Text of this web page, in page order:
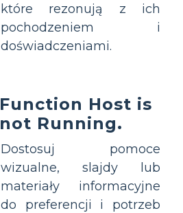
które rezonują z ich
pochodzeniem i
doświadczeniami.
Function Host is
not Running.
Dostosuj pomoce
wizualne, slajdy lub
materiały informacyjne
do preferencji i potrzeb